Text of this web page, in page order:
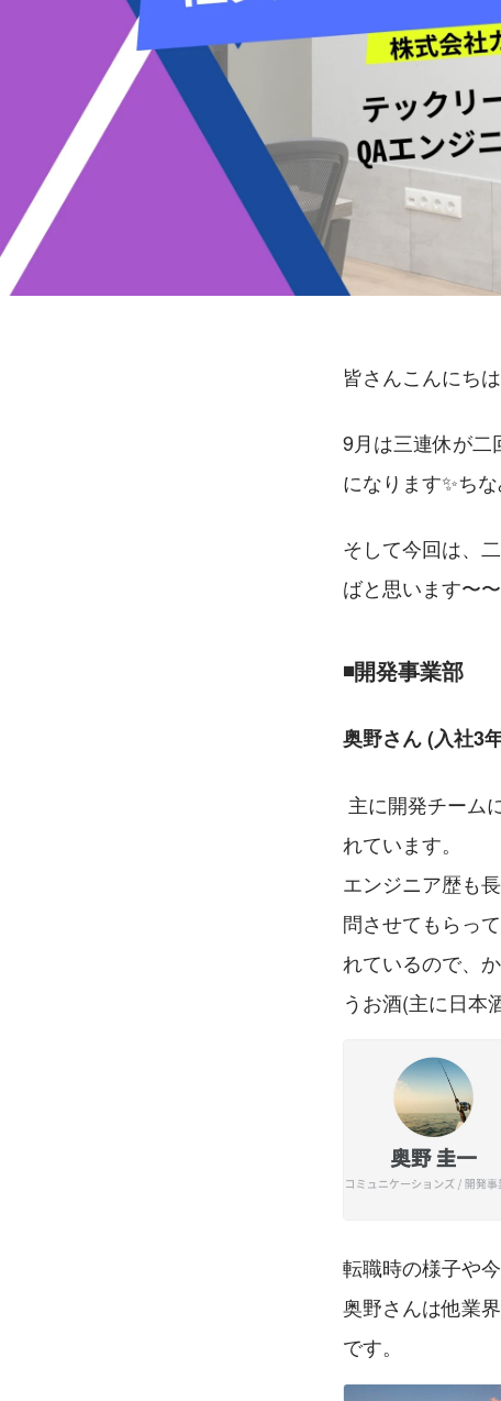
皆さんこんにち
9月は三連休が二
になります✨ち
そして今回は、
ばと思います〜
◾️開発事業部
奥野さん (入社3
れています。
エンジニア歴も
問させてもらっ
れているので、
うお酒(主に日本
転職時の様子や
奥野さんは他業
です。